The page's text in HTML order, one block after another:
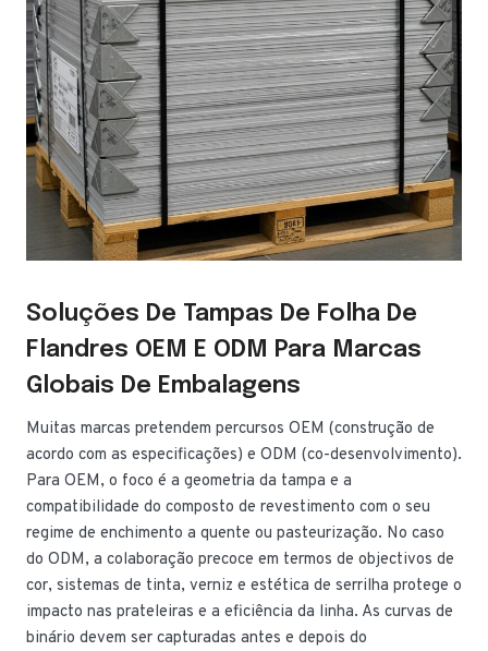
Soluções De Tampas De Folha De
Flandres OEM E ODM Para Marcas
Globais De Embalagens
Muitas marcas pretendem percursos OEM (construção de
acordo com as especificações) e ODM (co-desenvolvimento).
Para OEM, o foco é a geometria da tampa e a
compatibilidade do composto de revestimento com o seu
regime de enchimento a quente ou pasteurização. No caso
do ODM, a colaboração precoce em termos de objectivos de
cor, sistemas de tinta, verniz e estética de serrilha protege o
impacto nas prateleiras e a eficiência da linha. As curvas de
binário devem ser capturadas antes e depois do